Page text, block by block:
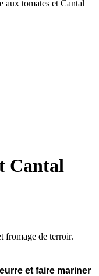
aux tomates et Cantal
Cantal
fromage de terroir.
et faire mariner